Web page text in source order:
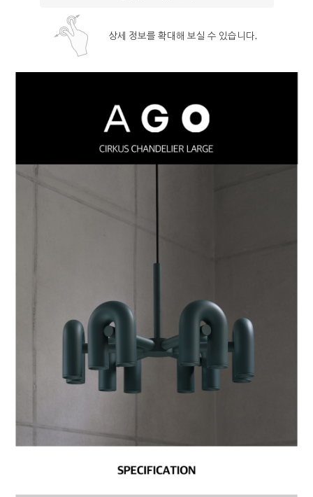
상세 정보를 확대해 보실 수 있습니다.